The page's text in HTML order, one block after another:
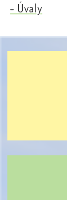
- Úvaly